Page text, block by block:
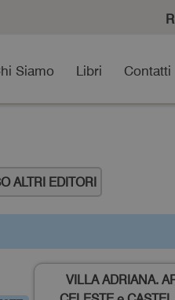
Siamo Libri Contatti
ALTRI EDITORI
VILLA ADRIANA.